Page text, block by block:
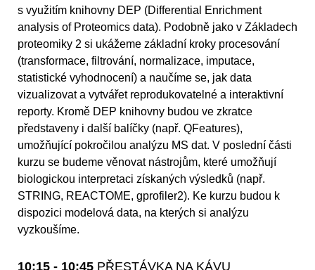
s využitím knihovny DEP (Differential Enrichment
analysis of Proteomics data). Podobně jako v Základech
proteomiky 2 si ukážeme základní kroky procesování
(transformace, filtrování, normalizace, imputace,
statistické vyhodnocení) a naučíme se, jak data
vizualizovat a vytvářet reprodukovatelné a interaktivní
reporty. Kromě DEP knihovny budou ve zkratce
představeny i další balíčky (např. QFeatures),
umožňující pokročilou analýzu MS dat. V poslední části
kurzu se budeme věnovat nástrojům, které umožňují
biologickou interpretaci získaných výsledků (např.
STRING, REACTOME, gprofiler2). Ke kurzu budou k
dispozici modelová data, na kterých si analýzu
vyzkoušíme.
10:15 - 10:45 PŘESTÁVKA NA KÁVU